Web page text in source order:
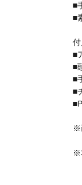
■
■
■
■
■
■
※
※